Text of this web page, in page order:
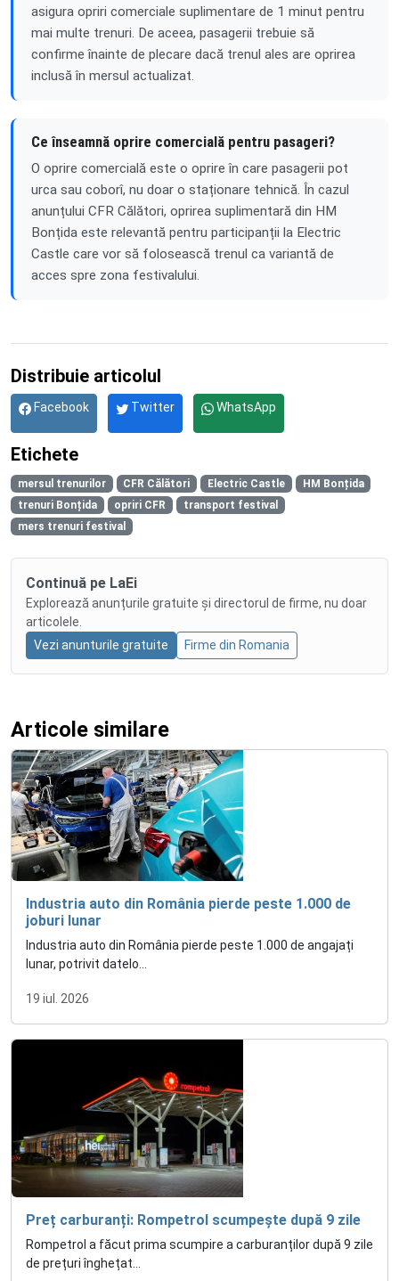
asigura opriri comerciale suplimentare de 1 minut pentru
mai multe trenuri. De aceea, pasagerii trebuie să
confirme înainte de plecare dacă trenul ales are oprirea
inclusă în mersul actualizat.
Ce înseamnă oprire comercială pentru pasageri?
O oprire comercială este o oprire în care pasagerii pot
urca sau coborî, nu doar o staționare tehnică. În cazul
anunțului CFR Călători, oprirea suplimentară din HM
Bonțida este relevantă pentru participanții la Electric
Castle care vor să folosească trenul ca variantă de
acces spre zona festivalului.
Distribuie articolul
Facebook Twitter WhatsApp
Etichete
mersul trenurilor CFR Călători Electric Castle
HM Bonțida
trenuri Bonțida
opriri CFR
transport festival
mers trenuri festival
Continuă pe LaEi
Explorează anunțurile gratuite și directorul de firme, nu doar
articolele.
Vezi anunturile gratuite
Firme din Romania
Articole similare
Industria auto din România pierde peste 1.000 de
joburi lunar
Industria auto din România pierde peste 1.000 de angajați
lunar, potrivit datelo...
19 iul. 2026
Preț carburanți: Rompetrol scumpește după 9 zile
Rompetrol a făcut prima scumpire a carburanților după 9 zile
de prețuri înghețat...